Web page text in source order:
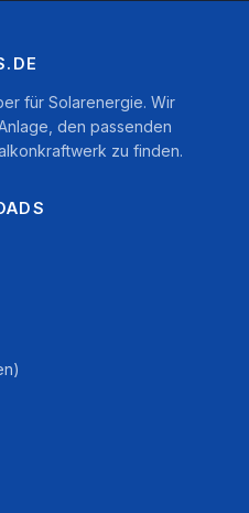
für Solarenergie. Wir
den passenden
zu finden.